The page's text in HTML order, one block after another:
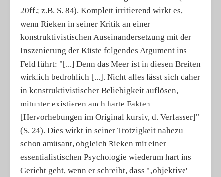
20ff.; z.B. S. 84). Komplett irritierend wirkt es,
wenn Rieken in seiner Kritik an einer
konstruktivistischen Auseinandersetzung mit der
Inszenierung der Küste folgendes Argument ins
Feld führt: "[...] Denn das Meer ist in diesen Breiten
wirklich bedrohlich [...]. Nicht alles lässt sich daher
in konstruktivistischer Beliebigkeit auflösen,
mitunter existieren auch harte Fakten.
[Hervorhebungen im Original kursiv, d. Verfasser]"
(S. 24). Dies wirkt in seiner Trotzigkeit nahezu
schon amüsant, obgleich Rieken mit einer
essentialistischen Psychologie wiederum hart ins
Gericht geht, wenn er schreibt, dass "‚objektive'